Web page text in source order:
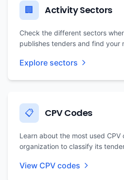
🏢 Activity Sectors
Check the different sectors
publishes tenders and find your
Explore sectors
📋 CPV Codes
Learn about the most used CPV
organization to classify its
View CPV codes